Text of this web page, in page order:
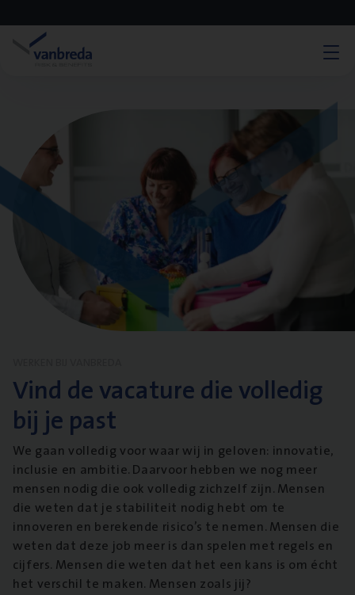
Vind de vacature die volledig
bij je past
We gaan volledig voor waar wij in geloven: innovatie,
inclusie en ambitie. Daarvoor hebben we nog meer
mensen nodig die ook volledig zichzelf zijn. Mensen
die weten dat je stabiliteit nodig hebt om te
innoveren en berekende risico’s te nemen. Mensen die
weten dat deze job meer is dan spelen met regels en
cijfers. Mensen die weten dat het een kans is om écht
het verschil te maken. Mensen zoals jij?